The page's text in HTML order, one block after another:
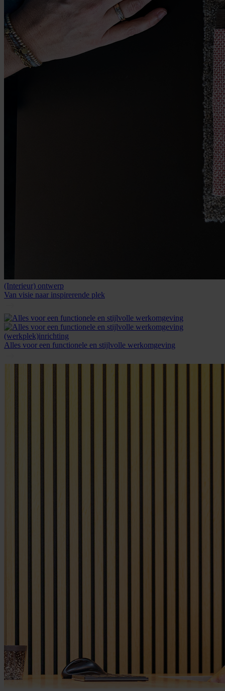
(Interieur) ontwerp
Van visie naar inspirerende plek
(werkplek)inrichting
Alles voor een functionele en stijlvolle werkomgeving